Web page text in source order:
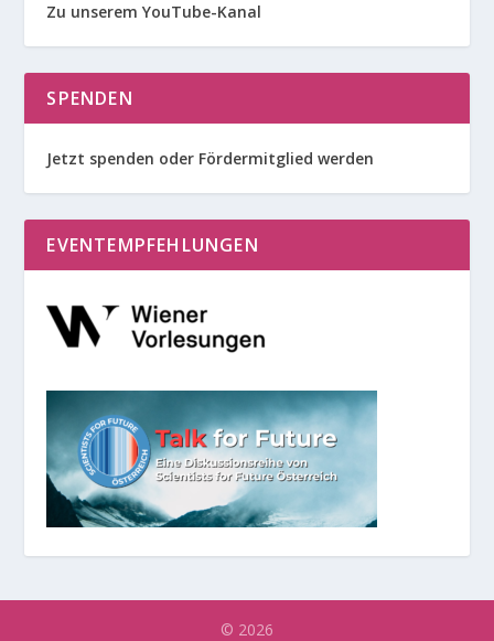
Zu unserem YouTube-Kanal
SPENDEN
Jetzt spenden oder Fördermitglied werden
EVENTEMPFEHLUNGEN
© 2026